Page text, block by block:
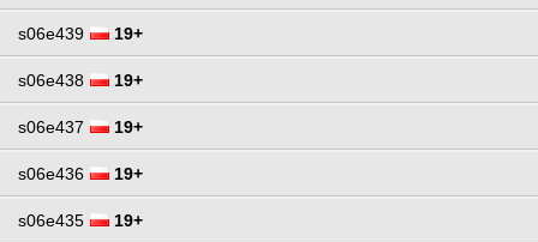
s06e439 19+
s06e438 19+
s06e437 19+
s06e436 19+
s06e435 19+